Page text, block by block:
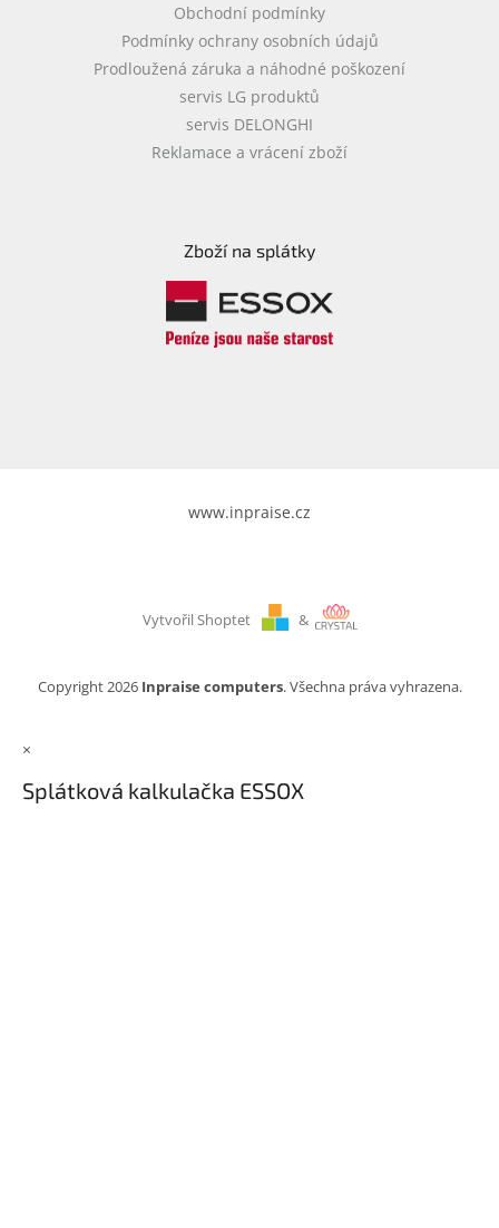
Obchodní podmínky
Podmínky ochrany osobních údajů
Prodloužená záruka a náhodné poškození
servis LG produktů
servis DELONGHI
Reklamace a vrácení zboží
Zboží na splátky
www.inpraise.cz
Vytvořil Shoptet &
Copyright 2026 Inpraise computers. Všechna práva vyhrazena.
×
Splátková kalkulačka ESSOX